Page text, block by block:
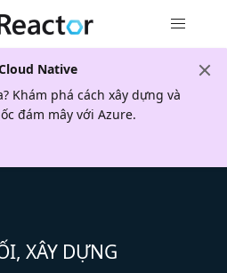
Native
Khám phá cách xây dựng và
đám mây với Azure.
XÂY DỰNG